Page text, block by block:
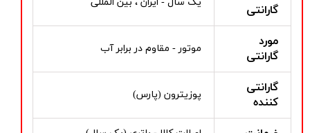
گارانتی
مورد
گارانتی
موتور - مقاوم در برابر آب
گارانتی
کننده
پوزیترون (پارس)